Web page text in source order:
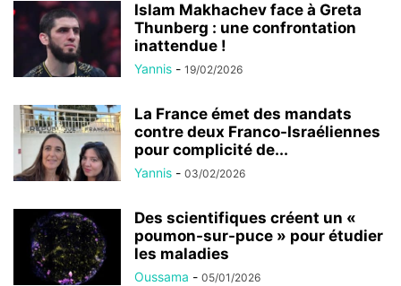
Islam Makhachev face à Greta
Thunberg : une confrontation
inattendue !
Yannis - 19/02/2026
La France émet des mandats
contre deux Franco-Israéliennes
pour complicité de...
Yannis - 03/02/2026
Des scientifiques créent un «
poumon-sur-puce » pour étudier
les maladies
Oussama - 05/01/2026